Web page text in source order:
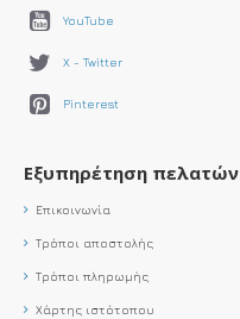
YouTube
X - Twitter
Pinterest
Εξυπηρέτηση πελατών
Επικοινωνία
Τρόποι αποστολής
Τρόποι πληρωμής
Χάρτης ιστότοπου